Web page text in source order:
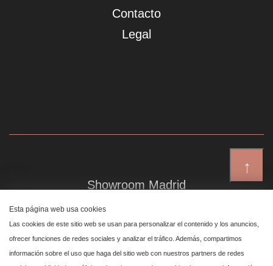
↑
Contacto
Legal
Showroom Madrid
Plaza de Canalejas 6, 4 izq
Centro, 28014 Madrid
Esta página web usa cookies
Las cookies de este sitio web se usan para personalizar el contenido y los anuncios,
ofrecer funciones de redes sociales y analizar el tráfico. Además, compartimos
información sobre el uso que haga del sitio web con nuestros partners de redes